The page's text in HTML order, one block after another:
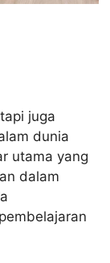
juga
dunia
utama yang
dalam